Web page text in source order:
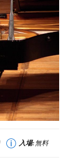
入場:無料